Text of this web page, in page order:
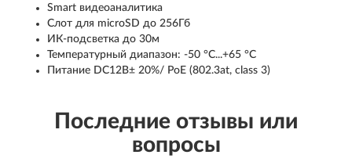
Smart видеоаналитика
Слот для microSD до 256Гб
ИК-подсветка до 30м
Температурный диапазон: -50 °C...+65 °C
Питание DC12В± 20%/ PoE (802.3at, class 3)
Последние отзывы или
вопросы